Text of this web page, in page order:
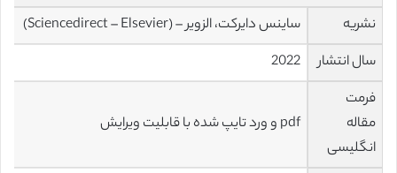
نشریه
ساینس دایرکت، الزویر – (Sciencedirect – Elsevier)
سال انتشار
2022
فرمت
مقاله
انگلیسی
pdf و ورد تایپ شده با قابلیت ویرایش